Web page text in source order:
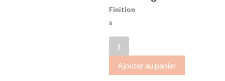
Finition
s
de
OctobreRose2018-
081
Ajouter au panier